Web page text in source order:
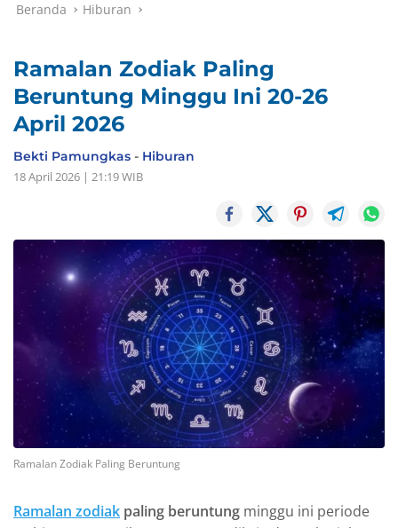
Beranda Hiburan
Ramalan Zodiak Paling
Beruntung Minggu Ini 20-26
April 2026
Bekti Pamungkas - Hiburan
18 April 2026 | 21:19 WIB
Ramalan Zodiak Paling Beruntung
Ramalan zodiak paling beruntung minggu ini periode